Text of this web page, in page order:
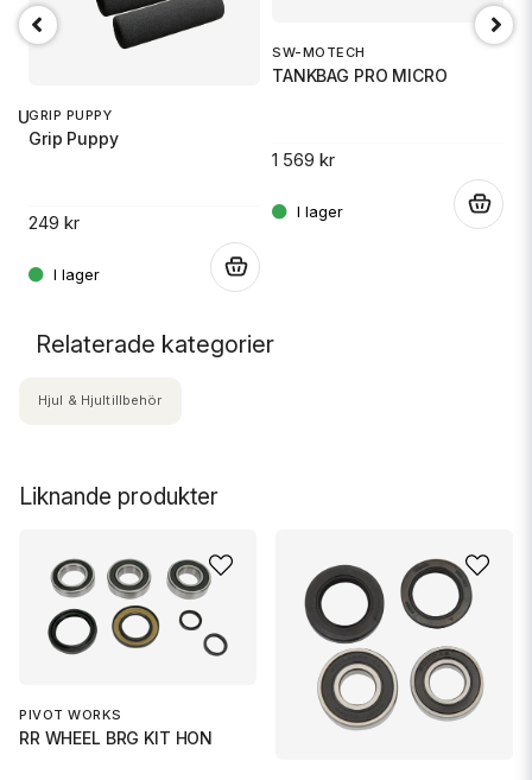
RUGRIP PUPPY
Grip Puppy
249 kr
SW-MOTECH
TANKBAG PRO MICRO
1 569 kr
Liknande produkter
PIVOT WORKS
RR WHEEL BRG KIT HON
Relaterade kategorier
Hjul & Hjultillbehör